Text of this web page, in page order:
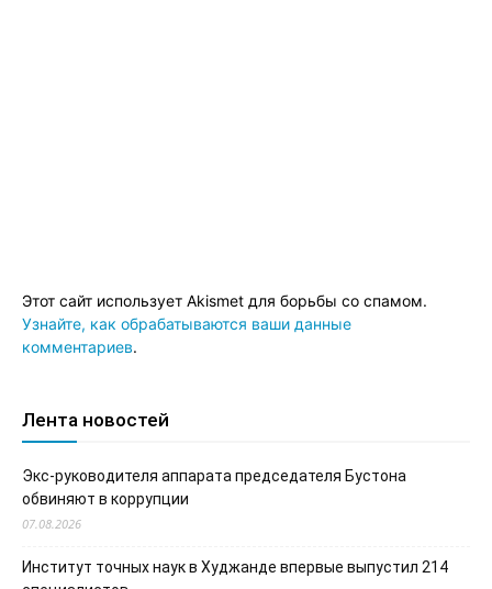
Этот сайт использует Akismet для борьбы со спамом.
Узнайте, как обрабатываются ваши данные
комментариев.
Лента новостей
Экс-руководителя аппарата председателя Бустона
обвиняют в коррупции
07.08.2026
Институт точных наук в Худжанде впервые выпустил 214